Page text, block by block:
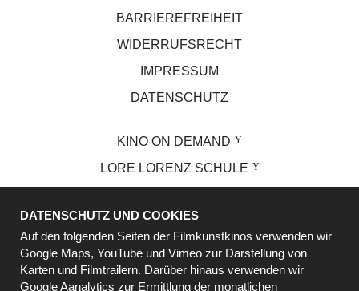
BARRIEREFREIHEIT
WIDERRUFSRECHT
IMPRESSUM
DATENSCHUTZ
KINO ON DEMAND
LORE LORENZ SCHULE
BIOGRAPH
PROGRAMMKINO
GILDE KINOFINDER
DATENSCHUTZ UND COOKIES
Auf den folgenden Seiten der Filmkunstkinos verwenden wir
Google Maps, YouTube und Vimeo zur Darstellung von
Karten und Filmtrailern. Darüber hinaus verwenden wir
Google Aanalytics zur Ermittlung der monatlichen